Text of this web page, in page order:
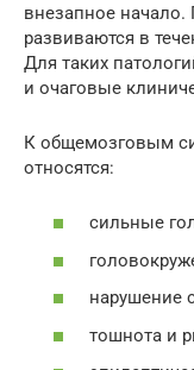
внезапное начало.
развиваются в
Для таких
и очаговые
К общемозговым
относятся:
сильные
нарушение
тошнота и